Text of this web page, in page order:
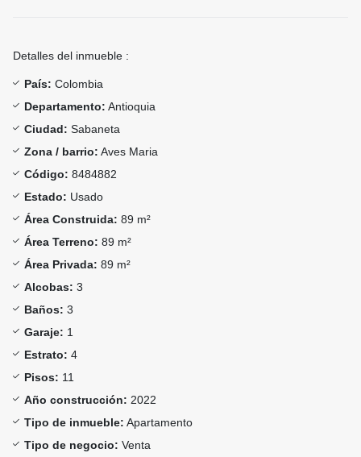
Detalles del inmueble :
País: Colombia
Departamento: Antioquia
Ciudad: Sabaneta
Zona / barrio: Aves Maria
Código: 8484882
Estado: Usado
Área Construida: 89 m²
Área Terreno: 89 m²
Área Privada: 89 m²
Alcobas: 3
Baños: 3
Garaje: 1
Estrato: 4
Pisos: 11
Año construcción: 2022
Tipo de inmueble: Apartamento
Tipo de negocio: Venta